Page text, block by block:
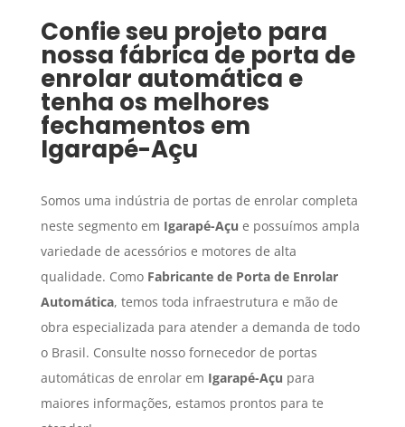
Confie seu projeto para
nossa fábrica de porta de
enrolar automática e
tenha os melhores
fechamentos em
Igarapé-Açu
Somos uma indústria de portas de enrolar completa
neste segmento em Igarapé-Açu e possuímos ampla
variedade de acessórios e motores de alta
qualidade. Como Fabricante de Porta de Enrolar
Automática, temos toda infraestrutura e mão de
obra especializada para atender a demanda de todo
o Brasil. Consulte nosso fornecedor de portas
automáticas de enrolar em Igarapé-Açu para
maiores informações, estamos prontos para te